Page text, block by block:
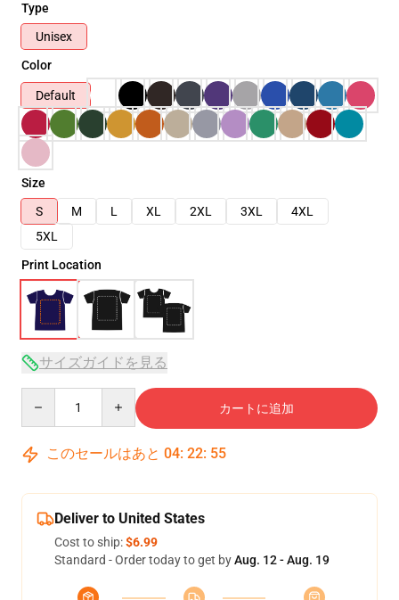
Type
Unisex
Color
Default
Size
S
M L XL 2XL 3XL
4XL
5XL
Print Location
サイズガイドを見る
カートに追加
このセールはあと 04: 22: 54
Deliver to United States
Cost to ship:$6.99
Standard - Order today to get byAug. 12 - Aug. 19